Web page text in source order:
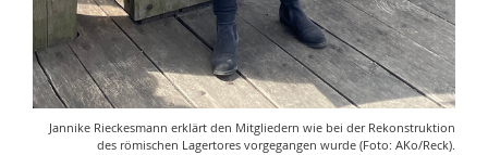
Jannike Rieckesmann erklärt den Mitgliedern wie bei der Rekonstruktion
des römischen Lagertores vorgegangen wurde (Foto: AKo/Reck).